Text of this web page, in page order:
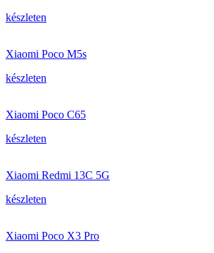
készleten
Xiaomi Poco M5s
készleten
Xiaomi Poco C65
készleten
Xiaomi Redmi 13C 5G
készleten
Xiaomi Poco X3 Pro